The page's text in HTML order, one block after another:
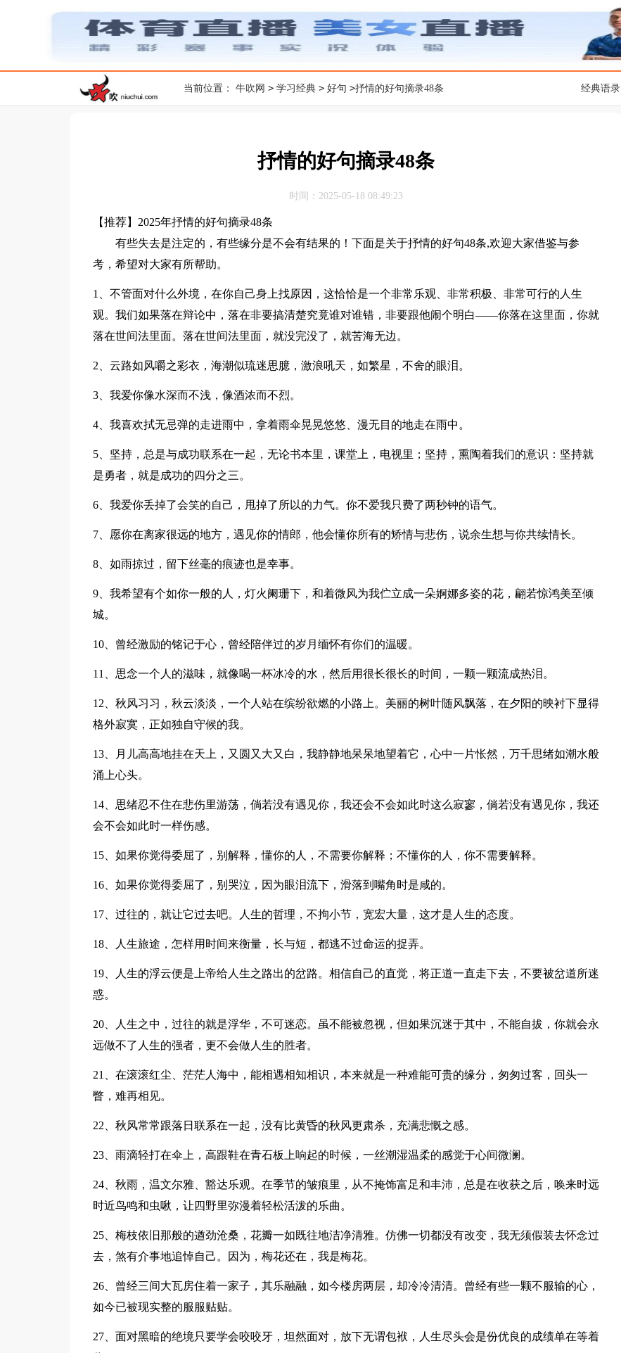
当前位置： 牛吹网 > 学习经典 > 好句 >抒情的好句摘录48条 经典语录
抒情的好句摘录48条
时间：2025-05-18 08:49:23
【推荐】2025年抒情的好句摘录48条
有些失去是注定的，有些缘分是不会有结果的！下面是关于抒情的好句48条,欢迎大家借鉴与参
考，希望对大家有所帮助。
1、不管面对什么外境，在你自己身上找原因，这恰恰是一个非常乐观、非常积极、非常可行的人生
观。我们如果落在辩论中，落在非要搞清楚究竟谁对谁错，非要跟他闹个明白——你落在这里面，你就
落在世间法里面。落在世间法里面，就没完没了，就苦海无边。
2、云路如风嚼之彩衣，海潮似琉迷思臆，激浪吼天，如繁星，不舍的眼泪。
3、我爱你像水深而不浅，像酒浓而不烈。
4、我喜欢拭无忌弹的走进雨中，拿着雨伞晃晃悠悠、漫无目的地走在雨中。
5、坚持，总是与成功联系在一起，无论书本里，课堂上，电视里；坚持，熏陶着我们的意识：坚持就
是勇者，就是成功的四分之三。
6、我爱你丢掉了会笑的自己，甩掉了所以的力气。你不爱我只费了两秒钟的语气。
7、愿你在离家很远的地方，遇见你的情郎，他会懂你所有的矫情与悲伤，说余生想与你共续情长。
8、如雨掠过，留下丝毫的痕迹也是幸事。
9、我希望有个如你一般的人，灯火阑珊下，和着微风为我伫立成一朵婀娜多姿的花，翩若惊鸿美至倾
城。
10、曾经激励的铭记于心，曾经陪伴过的岁月缅怀有你们的温暖。
11、思念一个人的滋味，就像喝一杯冰冷的水，然后用很长很长的时间，一颗一颗流成热泪。
12、秋风习习，秋云淡淡，一个人站在缤纷欲燃的小路上。美丽的树叶随风飘落，在夕阳的映衬下显得
格外寂寞，正如独自守候的我。
13、月儿高高地挂在天上，又圆又大又白，我静静地呆呆地望着它，心中一片怅然，万千思绪如潮水般
涌上心头。
14、思绪忍不住在悲伤里游荡，倘若没有遇见你，我还会不会如此时这么寂寥，倘若没有遇见你，我还
会不会如此时一样伤感。
15、如果你觉得委屈了，别解释，懂你的人，不需要你解释；不懂你的人，你不需要解释。
16、如果你觉得委屈了，别哭泣，因为眼泪流下，滑落到嘴角时是咸的。
17、过往的，就让它过去吧。人生的哲理，不拘小节，宽宏大量，这才是人生的态度。
18、人生旅途，怎样用时间来衡量，长与短，都逃不过命运的捉弄。
19、人生的浮云便是上帝给人生之路出的岔路。相信自己的直觉，将正道一直走下去，不要被岔道所迷
惑。
20、人生之中，过往的就是浮华，不可迷恋。虽不能被忽视，但如果沉迷于其中，不能自拔，你就会永
远做不了人生的强者，更不会做人生的胜者。
21、在滚滚红尘、茫茫人海中，能相遇相知相识，本来就是一种难能可贵的缘分，匆匆过客，回头一
瞥，难再相见。
22、秋风常常跟落日联系在一起，没有比黄昏的秋风更肃杀，充满悲慨之感。
23、雨滴轻打在伞上，高跟鞋在青石板上响起的时候，一丝潮湿温柔的感觉于心间微澜。
24、秋雨，温文尔雅、豁达乐观。在季节的皱痕里，从不掩饰富足和丰沛，总是在收获之后，唤来时远
时近鸟鸣和虫啾，让四野里弥漫着轻松活泼的乐曲。
25、梅枝依旧那般的遒劲沧桑，花瓣一如既往地洁净清雅。仿佛一切都没有改变，我无须假装去怀念过
去，煞有介事地追悼自己。因为，梅花还在，我是梅花。
26、曾经三间大瓦房住着一家子，其乐融融，如今楼房两层，却冷冷清清。曾经有些一颗不服输的心，
如今已被现实整的服服贴贴。
27、面对黑暗的绝境只要学会咬咬牙，坦然面对，放下无谓包袱，人生尽头会是份优良的成绩单在等着